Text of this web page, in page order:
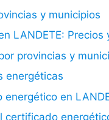
y municipios
LANDETE:
provincias y
energéticas
energético en
certificado